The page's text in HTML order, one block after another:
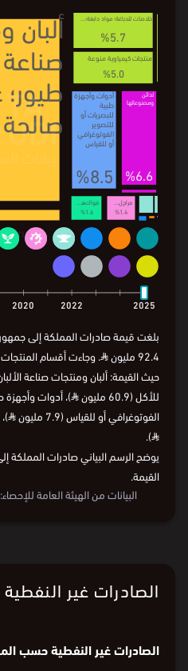
2020 2022 2025
ألبان
صناعة
أدوات وأجهزة
طبية
للبصريات أو
للتصوير
الفوتوغرافي
أو للقياس
%8.5
لدائن
ومصنوعاتها
%6.6
خلاصات للدباغة؛ مواد دابغة؛...
%5.7
منتجات كيمياوية منوعة
%5.0
فواكه...
%1.6
مراجل...
%1.4
92.4 مليون
⃁. وجاءت أقسام
حيث القيمة: ألبان ومنتجات صناعة
للأكل (60.9 مليون
⃁)، أدوات وأجهزة
الفوتوغرافي أو للقياس (7.9 مليون
⃁
⃁
).
يوضح الرسم البياني صادرات المملكة
القيمة.
البيانات منالهيئة العامة للإحصاء:
الصادرات غير النفطية
الصادرات غير النفطية حسب